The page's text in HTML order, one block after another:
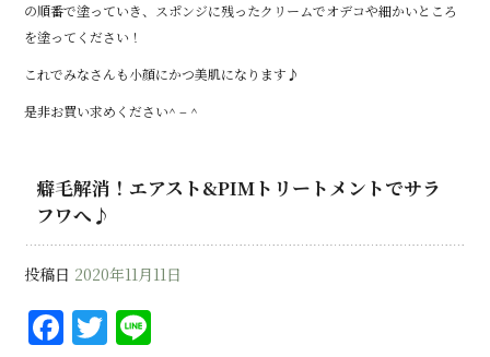
の順番で塗っていき、スポンジに残ったクリームでオデコや細かいところ
を塗ってください！
これでみなさんも小顔にかつ美肌になります♪
是非お買い求めください^ – ^
癖毛解消！エアスト&PIMトリートメントでサラ
フワへ♪
投稿日 2020年11月11日
F T